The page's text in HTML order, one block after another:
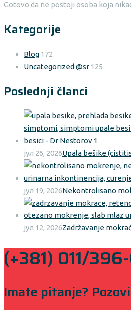
Gotovo da ne postoji osoba koja
Kategorije
Blog 172
Uncategorized @sr 125
Poslednji članci
јул 26, 2026Upala bešike
јул 19, 2026Nekontrolisano
јул 12, 2026Zadržavanje
(+381) 011/
Imate pitanje?